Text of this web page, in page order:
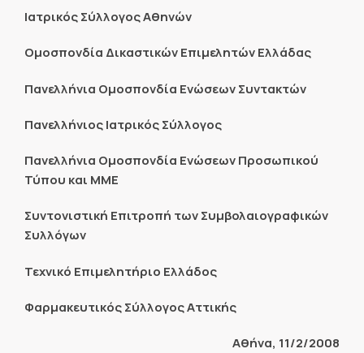
Ιατρικός Σύλλογος Αθηνών
Ομοσπονδία Δικαστικών Επιμελητών Ελλάδας
Πανελλήνια Ομοσπονδία Ενώσεων Συντακτών
Πανελλήνιος Ιατρικός Σύλλογος
Πανελλήνια Ομοσπονδία Ενώσεων Προσωπικού
Τύπου και ΜΜΕ
Συντονιστική Επιτροπή των Συμβολαιογραφικών
Συλλόγων
Τεχνικό Επιμελητήριο Ελλάδος
Φαρμακευτικός Σύλλογος Αττικής
Αθήνα, 11/2/2008